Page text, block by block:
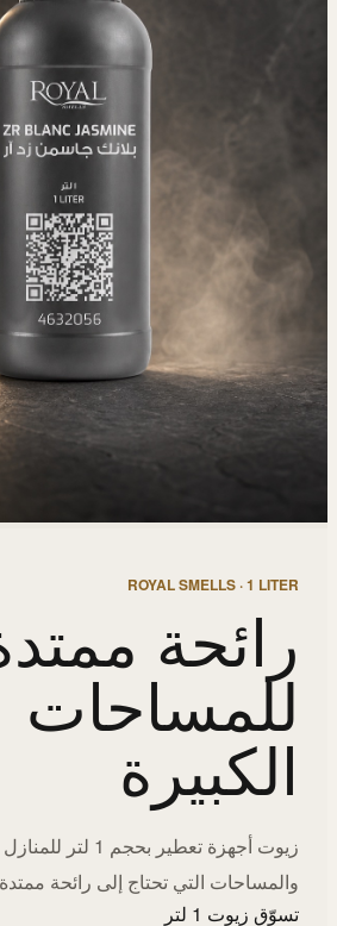
ROYAL SMELLS · 1 LITER
رائحة
للمساحات
الكبيرة
زيوت أجهزة تعطير بحجم 1
والمساحات التي تحتاج إلى رائحة
تسوّق زيوت 1 لتر